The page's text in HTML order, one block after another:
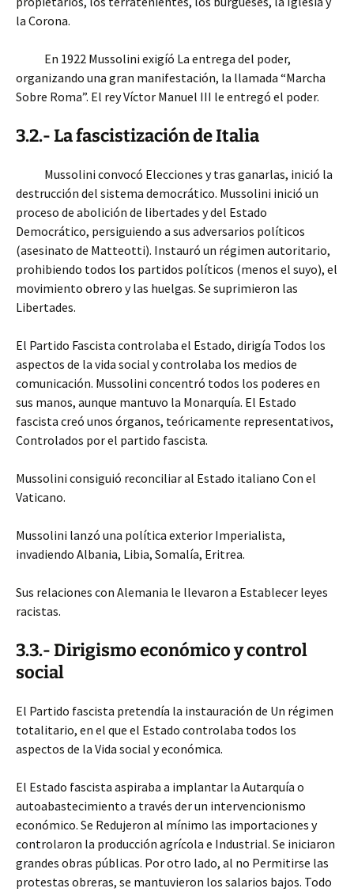
la Corona.
En 1922 Mussolini exigíó La entrega del poder,
organizando una gran manifestación, la llamada “Marcha
Sobre Roma”. El rey Víctor Manuel III le entregó el poder.
3.2.- La fascistización de Italia
Mussolini convocó Elecciones y tras ganarlas, inició la
destrucción del sistema democrático. Mussolini inició un
proceso de abolición de libertades y del Estado
Democrático, persiguiendo a sus adversarios políticos
(asesinato de Matteotti). Instauró un régimen autoritario,
prohibiendo todos los partidos políticos (menos el suyo), el
movimiento obrero y las huelgas. Se suprimieron las
Libertades.
El Partido Fascista controlaba el Estado, dirigía Todos los
aspectos de la vida social y controlaba los medios de
comunicación. Mussolini concentró todos los poderes en
sus manos, aunque mantuvo la Monarquía. El Estado
fascista creó unos órganos, teóricamente representativos,
Controlados por el partido fascista.
Mussolini consiguió reconciliar al Estado italiano Con el
Vaticano.
Mussolini lanzó una política exterior Imperialista,
invadiendo Albania, Libia, Somalía, Eritrea.
Sus relaciones con Alemania le llevaron a Establecer leyes
racistas.
3.3.- Dirigismo económico y control
social
El Partido fascista pretendía la instauración de Un régimen
totalitario, en el que el Estado controlaba todos los
aspectos de la Vida social y económica.
El Estado fascista aspiraba a implantar la Autarquía o
autoabastecimiento a través der un intervencionismo
económico. Se Redujeron al mínimo las importaciones y
controlaron la producción agrícola e Industrial. Se iniciaron
grandes obras públicas. Por otro lado, al no Permitirse las
protestas obreras, se mantuvieron los salarios bajos. Todo